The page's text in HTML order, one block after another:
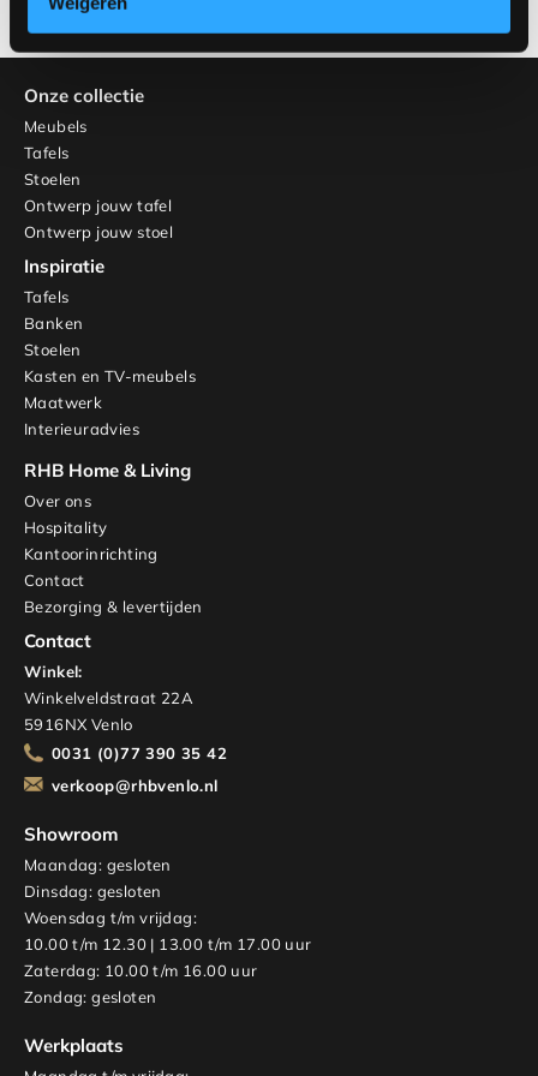
Onze collectie
Meubels
Tafels
Stoelen
Ontwerp jouw tafel
Ontwerp jouw stoel
Inspiratie
Tafels
Banken
Stoelen
Kasten en TV-meubels
Maatwerk
Interieuradvies
RHB Home & Living
Over ons
Hospitality
Kantoorinrichting
Contact
Bezorging & levertijden
Contact
Winkel:
Winkelveldstraat 22A
5916NX Venlo
0031 (0)77 390 35 42
verkoop@rhbvenlo.nl
Showroom
Maandag: gesloten
Dinsdag: gesloten
Woensdag t/m vrijdag:
10.00 t/m 12.30 | 13.00 t/m 17.00 uur
Zaterdag: 10.00 t/m 16.00 uur
Zondag: gesloten
Werkplaats